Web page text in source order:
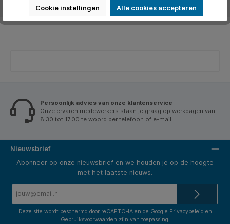
Beoordelingen
Persoonlijk advies van onze klantenservice
Onze ervaren medewerkers staan je graag op werkdagen van
8.30 tot 17.00 te woord per telefoon of e-mail.
Nieuwsbrief
Abonneer op onze nieuwsbrief en we houden je op de hoogte
met het laatste nieuws.
Deze site wordt beschermd door reCAPTCHA en de Google Privacybeleid en
Gebruiksvoorwaarden zijn van toepassing.
Cookie instellingen Alle cookies accepteren